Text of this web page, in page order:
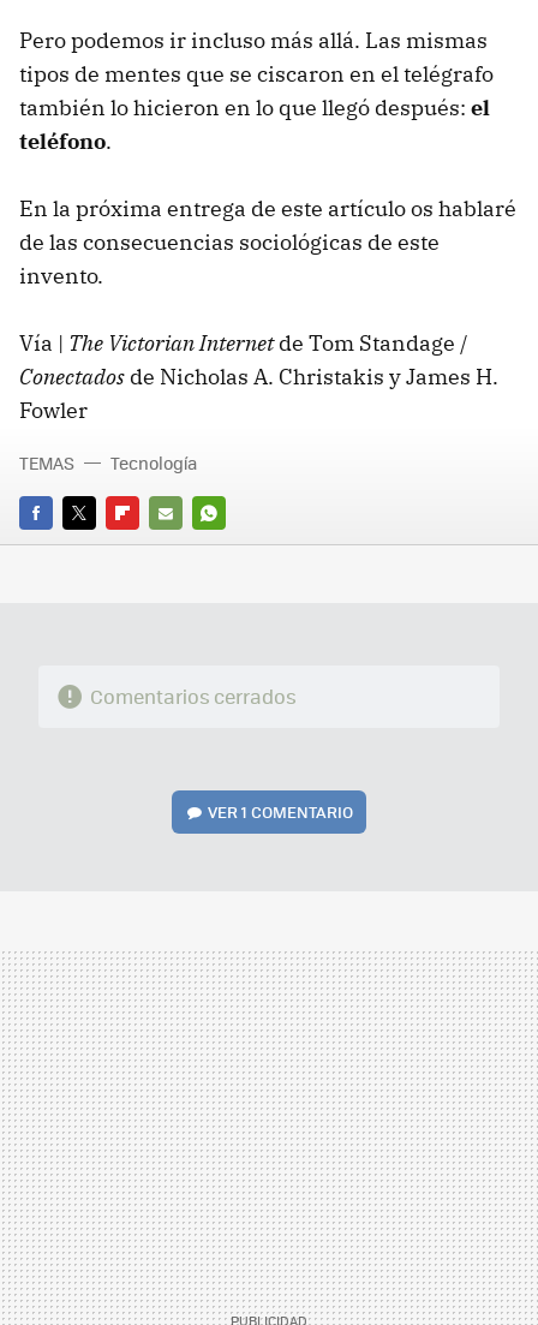
Pero podemos ir incluso más allá. Las mismas
tipos de mentes que se ciscaron en el telégrafo
también lo hicieron en lo que llegó después: el
teléfono.
En la próxima entrega de este artículo os hablaré
de las consecuencias sociológicas de este
invento.
Vía | The Victorian Internetde Tom Standage /
Conectados de Nicholas A. Christakis y James H.
Fowler
FACEBOOK
TWITTERFLIPBOARD
E-
WHATSAPP
TEMAS Tecnología
Comentarios cerrados
VER1 COMENTARIO